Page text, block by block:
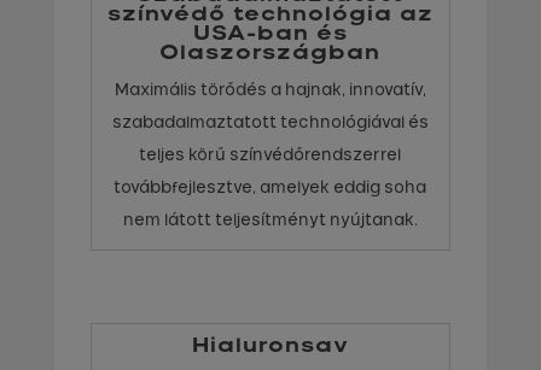
színvédő technológia az
USA-ban és
Olaszországban
Maximális törődés a hajnak, innovatív,
szabadalmaztatott technológiával és
teljes körű színvédőrendszerrel
továbbfejlesztve, amelyek eddig soha
nem látott teljesítményt nyújtanak.
Hialuronsav